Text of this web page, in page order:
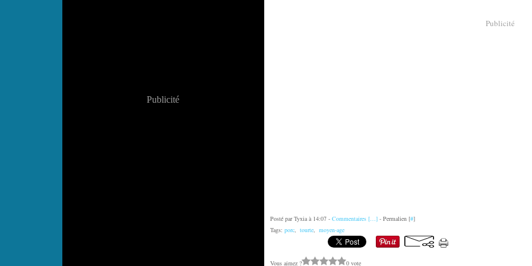
Publicité
Publicité
Posté par Tyxia à 14:07 - Commentaires […]- Permalien [#]
Tags: porc, tourte, moyen-age
Vous aimez ? 0 vote